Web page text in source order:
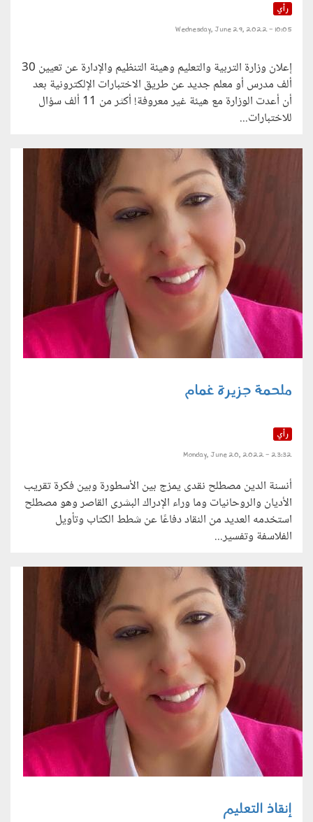
رأي
Wednesday, June 29, 2022 - 10:05
إعلان وزارة التربية والتعليم وهيئة التنظيم والإدارة عن تعيين 30
ألف مدرس أو معلم جديد عن طريق الاختبارات الإلكترونية بعد
أن أعدت الوزارة مع هيئة غير معروفة! أكثر من 11 ألف سؤال
للاختبارات...
ملحمة جزيرة غمام
رأي
Monday, June 20, 2022 - 23:32
أنسنة الدين مصطلح نقدى يمزج بين الأسطورة وبين فكرة تقريب
الأديان والروحانيات وما وراء الإدراك البشرى القاصر وهو مصطلح
استخدمه العديد من النقاد دفاعًا عن شطط الكتاب وتأويل
الفلاسفة وتفسير...
إنقاذ التعليم